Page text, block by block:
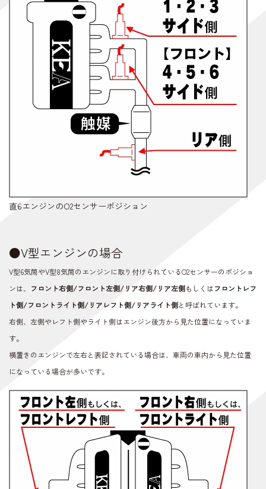
直6エンジンのO2センサーポジション
●V型エンジンの場合
V型6気筒やV型8気筒のエンジンに取り付けられているO2センサーのポジショ
ンは、
フロント右側/フロント左側/リア右側/リア左側もしくはフロントレフ
ト側/フロントライト側/リアレフト側/リアライト側と呼ばれています。
右側、左側やレフト側やライト側はエンジン後方から見た位置になっていま
す。
横置きのエンジンで左右と表記されている場合は、車両の車内から見た位置
になっている場合が多いです。